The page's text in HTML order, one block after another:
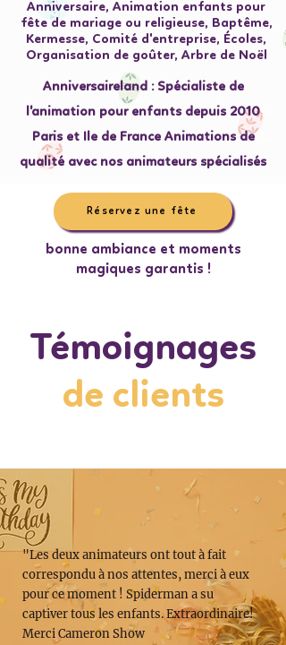
Anniversaire, Animation enfants pour
fête de mariage ou religieuse, Baptême,
Kermesse, Comité d'entreprise, Écoles,
Organisation de goûter, Arbre de Noël
Anniversaireland : Spécialiste de
l'animation pour enfants depuis 2010
Paris et Ile de France Animations de
qualité avec nos animateurs spécialisés
Réservez une fête
bonne ambiance et moments
magiques garantis !
Témoignages
de clients
"Les deux animateurs ont tout à fait
correspondu à nos attentes, merci à eux
pour ce moment ! Spiderman a su
captiver tous les enfants. Extraordinaire!
Merci Cameron Show